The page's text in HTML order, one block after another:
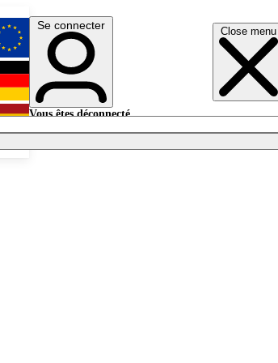
Close menu
English
Deutsch
Se connecter
Vous êtes déconnecté.